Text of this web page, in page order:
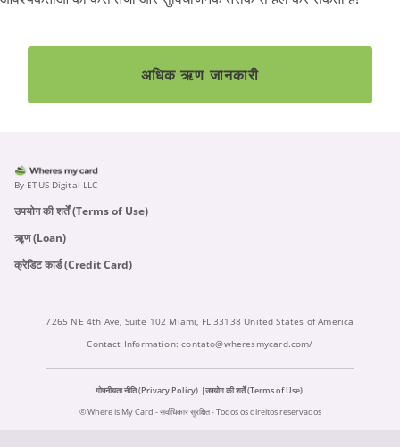
अधिक ऋण जानकारी
By ETUS Digital LLC
उपयोग की शर्तें (Terms of Use)
ऋृण (Loan)
क्रेडिट कार्ड (Credit Card)
7265 NE 4th Ave, Suite 102 Miami, FL 33138 United States of America
Contact Information:contato@wheresmycard.com/
गोपनीयता नीति (Privacy Policy)
उपयोग की शर्तें (Terms of Use)
© Where is My Card - सर्वाधिकार सुरक्षित - Todos os direitos reservados